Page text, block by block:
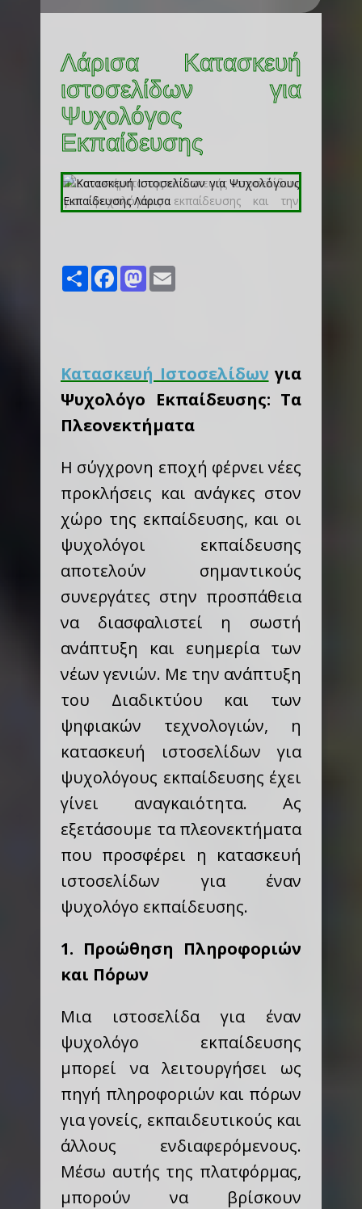
Λάρισα Κατασκευή
ιστοσελίδων για
Ψυχολόγος
Εκπαίδευσης
Share FacebookMastodon
Κατασκευή Ιστοσελίδων για
Ψυχολόγο Εκπαίδευσης: Τα
Πλεονεκτήματα
Η σύγχρονη εποχή φέρνει νέες
προκλήσεις και ανάγκες στον
χώρο της εκπαίδευσης, και οι
ψυχολόγοι εκπαίδευσης
αποτελούν σημαντικούς
συνεργάτες στην προσπάθεια
να διασφαλιστεί η σωστή
ανάπτυξη και ευημερία των
νέων γενιών. Με την ανάπτυξη
του Διαδικτύου και των
ψηφιακών τεχνολογιών, η
κατασκευή ιστοσελίδων για
ψυχολόγους εκπαίδευσης έχει
γίνει αναγκαιότητα. Ας
εξετάσουμε τα πλεονεκτήματα
που προσφέρει η κατασκευή
ιστοσελίδων για έναν
ψυχολόγο εκπαίδευσης.
1. Προώθηση Πληροφοριών
και Πόρων
Μια ιστοσελίδα για έναν
ψυχολόγο εκπαίδευσης
μπορεί να λειτουργήσει ως
πηγή πληροφοριών και πόρων
για γονείς, εκπαιδευτικούς και
άλλους ενδιαφερόμενους.
Μέσω αυτής της πλατφόρμας,
μπορούν να βρίσκουν